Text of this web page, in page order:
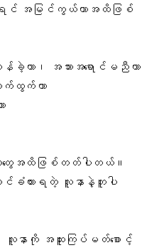
ရင် အမြင်ကွယ်တာအထိဖြစ်
ကျန်ခဲ့တာ၊ အသားအရောင်မညီတာ
ာက်ထွက်တာ
ေအထိဖြစ်တတ်ပါတယ်။
ာင်ခံထားရတဲ့ လူနာနဲ့တူပါ
လူနာကို အထူးကြပ်မတ်စောင့်